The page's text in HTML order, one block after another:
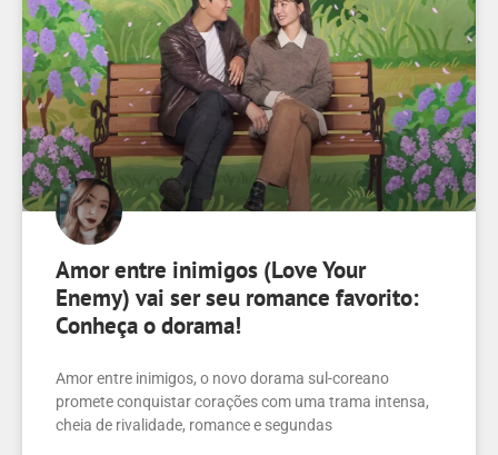
Amor entre inimigos (Love Your
Enemy) vai ser seu romance favorito:
Conheça o dorama!
Amor entre inimigos, o novo dorama sul-coreano
promete conquistar corações com uma trama intensa,
cheia de rivalidade, romance e segundas